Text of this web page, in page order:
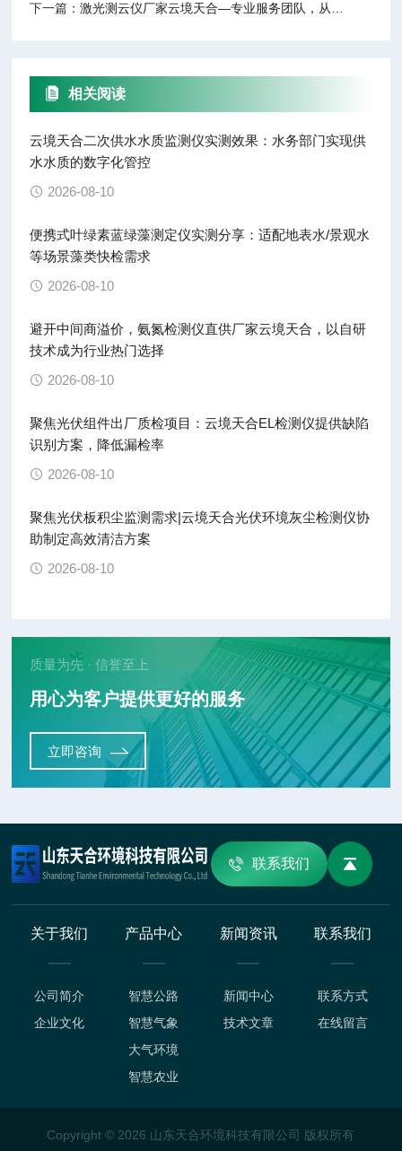
下一篇：激光测云仪厂家云境天合—专业服务团队，从设备选型到现场调试全周期支持
相关阅读
云境天合二次供水水质监测仪实测效果：水务部门实现供
水水质的数字化管控
2026-08-10
便携式叶绿素蓝绿藻测定仪实测分享：适配地表水/景观水
等场景藻类快检需求
2026-08-10
避开中间商溢价，氨氮检测仪直供厂家云境天合，以自研
技术成为行业热门选择
2026-08-10
聚焦光伏组件出厂质检项目：云境天合EL检测仪提供缺陷
识别方案，降低漏检率
2026-08-10
聚焦光伏板积尘监测需求|云境天合光伏环境灰尘检测仪协
助制定高效清洁方案
2026-08-10
质量为先 · 信誉至上
用心为客户提供更好的服务
立即咨询
联系我们
关于我们
公司简介
企业文化
产品中心
智慧公路
智慧气象
大气环境
智慧农业
新闻资讯
新闻中心
技术文章
联系我们
联系方式
在线留言
Copyright © 2026 山东天合环境科技有限公司 版权所有